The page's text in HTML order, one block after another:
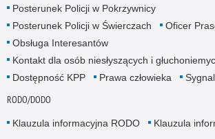
Posterunek Policji w Pokrzywnicy
Posterunek Policji w Świerczach
Oficer
Obsługa Interesantów
Kontakt dla osób niesłyszących i
Dostępność KPP
Prawa człowieka
RODO/DODO
Klauzula informacyjna RODO Klauzula